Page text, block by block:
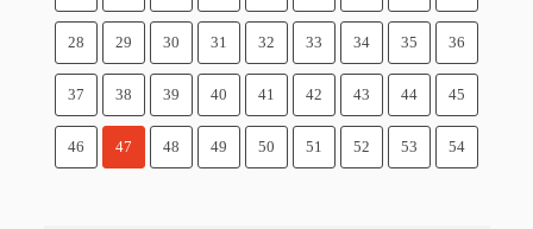
28 29 30 31 32 33 34 35 36
37 38 39 40 41 42 43 44 45
46 47 48 49 50 51 52 53 54